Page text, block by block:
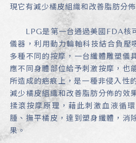
現它有減少橘皮組織和改善脂肪分佈
LPG是第一台通過美國FDA核可
儀器，利用動力輪軸科技結合負壓
多種不同的按摩，一台纖體雕塑儀
應不同身體部位給予刺激按摩，也
所造成的疤痕上，是一種非侵入性
減少橘皮組織和改善脂肪分佈的效
揉滾按摩原理，藉此刺激血液循
腫、撫平橘皮，達到塑身纖體，消
果。